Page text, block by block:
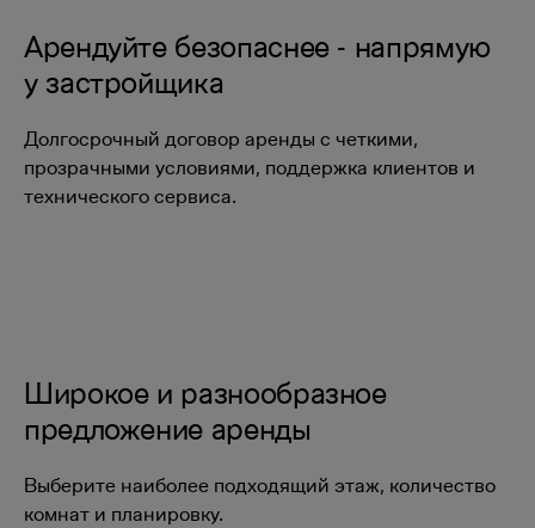
Арендуйте безопаснее - напрямую
у застройщика
Долгосрочный договор аренды с четкими,
прозрачными условиями, поддержка клиентов и
технического сервиса.
Широкое и разнообразное
предложение аренды
Выберите наиболее подходящий этаж, количество
комнат и планировку.